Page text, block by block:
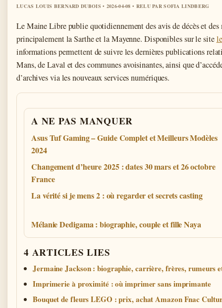
LUCAS LOUIS BERNARD DUBOIS • 2026-04-08 • RELU PAR SOFIA LINDBERG
Le Maine Libre publie quotidiennement des avis de décès et des
principalement la Sarthe et la Mayenne. Disponibles sur le site
informations permettent de suivre les dernières publications
Mans, de Laval et des communes avoisinantes, ainsi que
d’archives via les nouveaux services numériques.
A NE PAS MANQUER
Asus Tuf Gaming – Guide Complet et Meilleurs Modèles
2024
Changement d’heure 2025 : dates 30 mars et 26 octobre
France
La vérité si je mens 2 : où regarder et secrets casting
Mélanie Dedigama : biographie, couple et fille Naya
4 ARTICLES LIES
Jermaine Jackson : biographie, carrière, frères, rumeurs
Imprimerie à proximité : où imprimer sans imprimante
Bouquet de fleurs LEGO : prix, achat Amazon Fnac